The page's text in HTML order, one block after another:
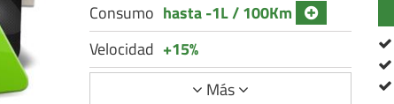
Consumo hasta -1L / 100Km
Velocidad +15%
Más